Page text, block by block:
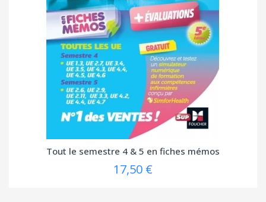
Tout le semestre 4 & 5 en fiches mémos
17,50 €